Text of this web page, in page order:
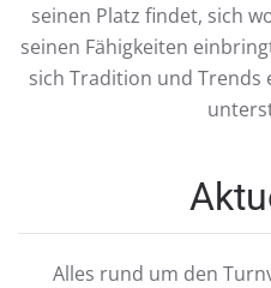
seinen Platz findet, sich
seinen Fähigkeiten
sich Tradition und Trends
Alles rund um den